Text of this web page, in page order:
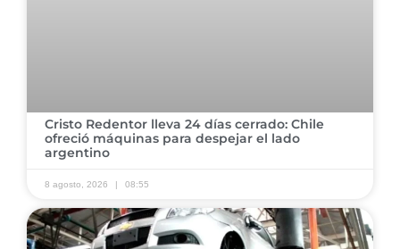
Cristo Redentor lleva 24 días cerrado: Chile
ofreció máquinas para despejar el lado
argentino
8 agosto, 2026 08:55